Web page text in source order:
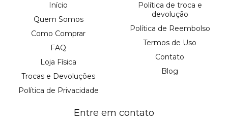
Início
Quem Somos
Como Comprar
FAQ
Loja Física
Trocas e Devoluções
Política de Privacidade
Política de troca e
devolução
Política de Reembolso
Termos de Uso
Contato
Blog
Entre em contato